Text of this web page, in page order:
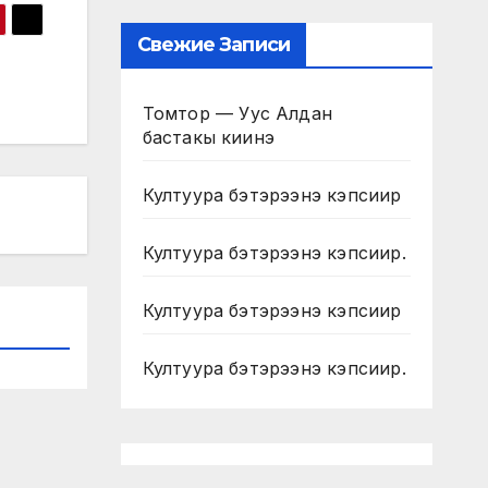
Свежие Записи
Томтор — Уус Алдан
бастакы киинэ
Култуура бэтэрээнэ кэпсиир
Култуура бэтэрээнэ кэпсиир.
Култуура бэтэрээнэ кэпсиир
Култуура бэтэрээнэ кэпсиир.